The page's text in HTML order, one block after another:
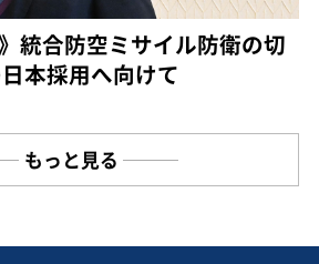
統合防空ミサイル防衛の切
本採用へ向けて
もっと見る